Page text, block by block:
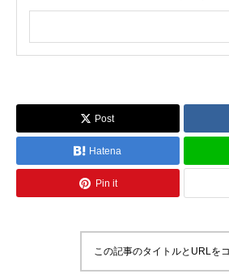
Post
Hatena
Pin it
この記事のタイトルとURLを